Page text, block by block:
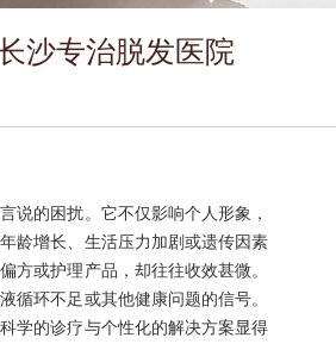
沙专治脱发医院
说的困扰。它不仅影响个人形象，
龄增长、生活压力加剧或遗传因素
方或护理产品，却往往收效甚微。
循环不足或其他健康问题的信号。
学的诊疗与个性化的解决方案显得